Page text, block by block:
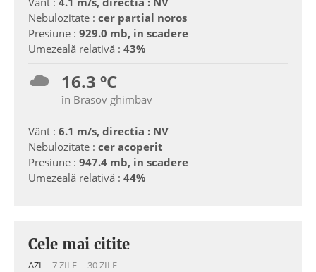
Nebulozitate : cer partial noros
Presiune : 929.0 mb, in scadere
Umezeală relativă : 43%
16.3 ºC
în Brasov ghimbav
Vânt : 6.1 m/s, directia : NV
Nebulozitate : cer acoperit
Presiune : 947.4 mb, in scadere
Umezeală relativă : 44%
Cele mai citite
AZI 7 ZILE 30 ZILE